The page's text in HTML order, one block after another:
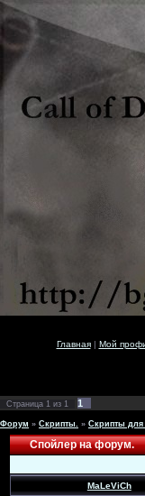
Главная| Мой
Страница 1 из 1 1
Форум » Скрипты. » Скрипты для
Спойлер на форум.
MaLeViCh